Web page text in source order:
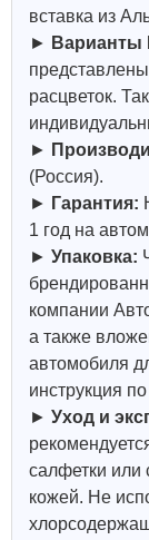
вставка из
► Варианты
расцветок.
►
(Россия).
► Гарантия:
1 год на
► Упаковка:
компании
а также
автомобиля
инструкция
► Уход и
салфетки или
кожей. Не